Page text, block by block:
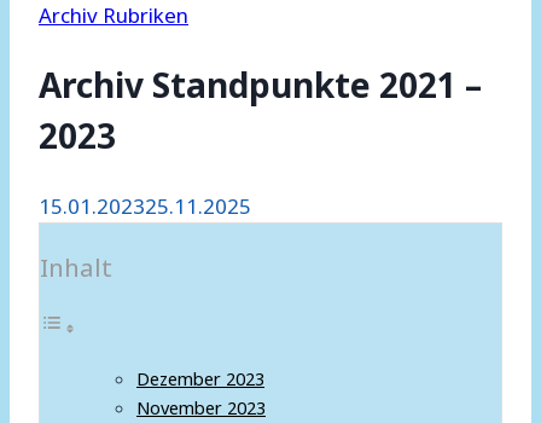
Archiv Rubriken
Archiv Standpunkte 2021 –
2023
15.01.202325.11.2025
Inhalt
Dezember 2023
November 2023